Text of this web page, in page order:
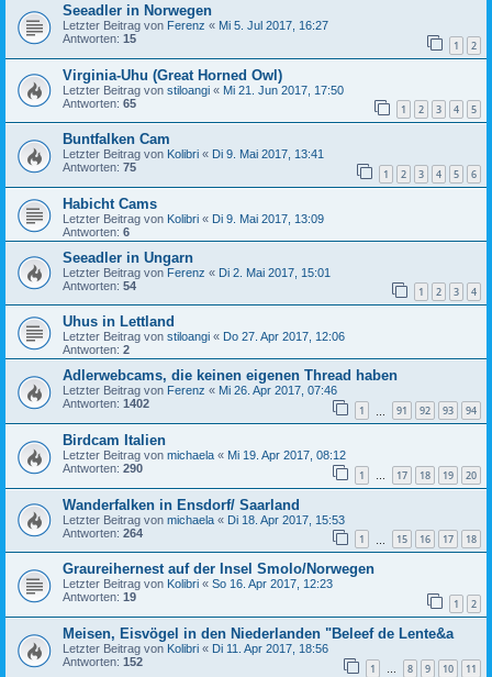
Seeadler in Norwegen
Letzter Beitrag von Ferenz « Mi 5. Jul 2017, 16:27
Antworten: 15 1 2
Virginia-Uhu (Great Horned Owl)
Letzter Beitrag von stiloangi « Mi 21. Jun 2017, 17:50
Antworten: 65 1 2 3 4 5
Buntfalken Cam
Letzter Beitrag von Kolibri « Di 9. Mai 2017, 13:41
Antworten: 75 1 2 3 4 5 6
Habicht Cams
Letzter Beitrag von Kolibri « Di 9. Mai 2017, 13:09
Antworten: 6
Seeadler in Ungarn
Letzter Beitrag von Ferenz « Di 2. Mai 2017, 15:01
Antworten: 54 1 2 3 4
Uhus in Lettland
Letzter Beitrag von stiloangi « Do 27. Apr 2017, 12:06
Antworten: 2
Adlerwebcams, die keinen eigenen Thread haben
Letzter Beitrag von Ferenz « Mi 26. Apr 2017, 07:46
Antworten: 1402 1 91 92 93 94
Birdcam Italien
Letzter Beitrag von michaela « Mi 19. Apr 2017, 08:12
Antworten: 290 1 … 17 18 19 20
Wanderfalken in Ensdorf/ Saarland
Letzter Beitrag von michaela « Di 18. Apr 2017, 15:53
Antworten: 264 1 15 16 17 18
Graureihernest auf der Insel Smolo/Norwegen
Letzter Beitrag von Kolibri « So 16. Apr 2017, 12:23
Antworten: 19 1 2
Meisen, Eisvögel in den Niederlanden "Beleef de Lente&a
Letzter Beitrag von Kolibri « Di 11. Apr 2017, 18:56
Antworten: 152 1 … 8 9 10 11